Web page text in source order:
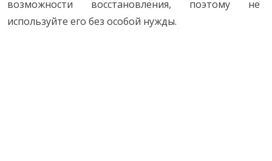
возможности восстановления, поэтому не
используйте его без особой нужды.